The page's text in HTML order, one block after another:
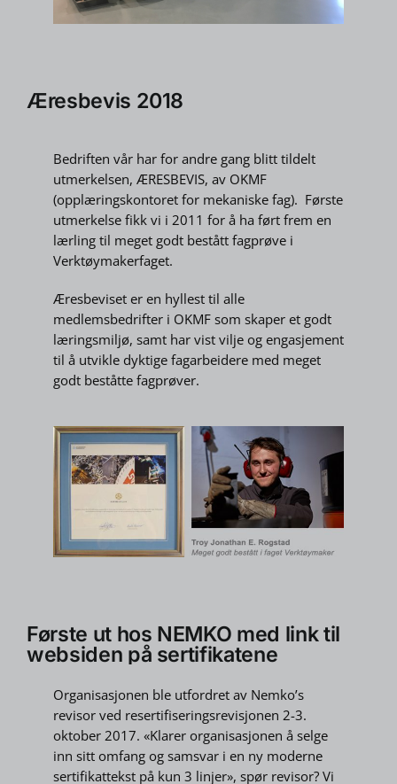
Æresbevis 2018
Bedriften vår har for andre gang blitt tildelt
utmerkelsen, ÆRESBEVIS, av OKMF
(opplæringskontoret for mekaniske fag). Første
utmerkelse fikk vi i 2011 for å ha ført frem en
lærling til meget godt bestått fagprøve i
Verktøymakerfaget.
Æresbeviset er en hyllest til alle
medlemsbedrifter i OKMF som skaper et godt
læringsmiljø, samt har vist vilje og engasjement
til å utvikle dyktige fagarbeidere med meget
godt beståtte fagprøver.
Første ut hos NEMKO med link til
websiden på sertifikatene
Organisasjonen ble utfordret av Nemko’s
revisor ved resertifiseringsrevisjonen 2-3.
oktober 2017. «Klarer organisasjonen å selge
inn sitt omfang og samsvar i en ny moderne
sertifikattekst på kun 3 linjer», spør revisor? Vi